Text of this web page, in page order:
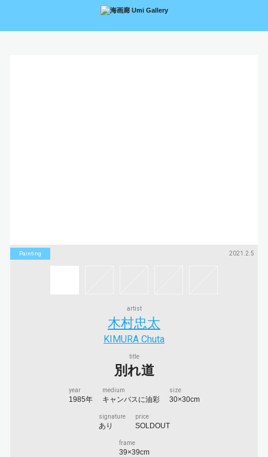
Painting 2021.2.5
artist
木村忠太
KIMURA Chuta
title
別れ道
year
1985年
medium
キャンバスに油彩
size
30×30cm
signature
あり
price
SOLDOUT
frame
39×39cm